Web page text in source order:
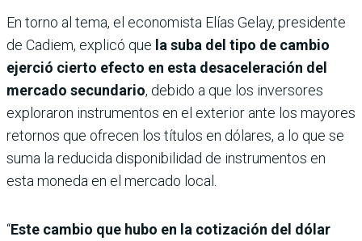
En torno al tema, el economista Elías Gelay, presidente
de Cadiem, explicó que la suba del tipo de cambio
ejerció cierto efecto en esta desaceleración del
mercado secundario, debido a que los inversores
exploraron instrumentos en el exterior ante los mayores
retornos que ofrecen los títulos en dólares, a lo que se
suma la reducida disponibilidad de instrumentos en
esta moneda en el mercado local.
“Este cambio que hubo en la cotización del dólar